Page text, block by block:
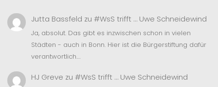
Jutta Bassfeld zu #WsS trifft … Uwe Schneidewind
Ja, absolut. Das gibt es inzwischen schon in vielen
Städten - auch in Bonn. Hier ist die Bürgerstiftung dafür
verantwortlich.…
HJ Greve zu #WsS trifft … Uwe Schneidewind